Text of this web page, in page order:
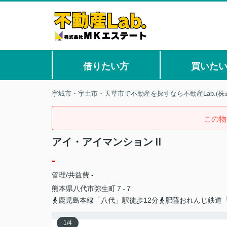
借りたい方 買いた
宇城市・宇土市・天草市で不動産を探すなら不動産Lab.(
この
アイ・アイマンションⅡ
-
管理/共益費 -
熊本県八代市弥生町 ７-７
鹿児島本線「八代」駅徒歩12分
肥薩おれんじ鉄道
1/4